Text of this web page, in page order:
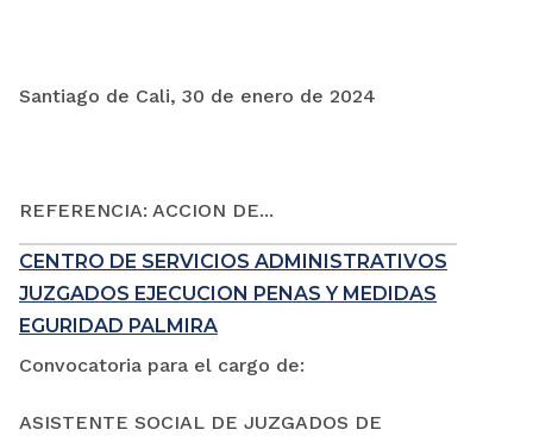
Santiago de Cali, 30 de enero de 2024
REFERENCIA: ACCION DE...
CENTRO DE SERVICIOS ADMINISTRATIVOS
JUZGADOS EJECUCION PENAS Y MEDIDAS
EGURIDAD PALMIRA
Convocatoria para el cargo de:
ASISTENTE SOCIAL DE JUZGADOS DE